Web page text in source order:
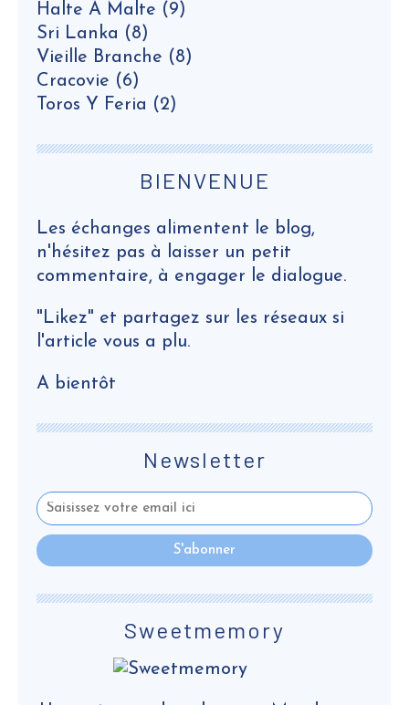
Newsletter
Halte À Malte (9)
Sri Lanka (8)
Vieille Branche (8)
Cracovie (6)
Toros Y Feria (2)
Sweetmemory
BIENVENUE
Les échanges alimentent le blog,
n'hésitez pas à laisser un petit
commentaire, à engager le dialogue.
"Likez" et partagez sur les réseaux si
l'article vous a plu.
A bientôt